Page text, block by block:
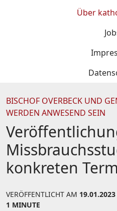
Über
BISCHOF OVERBECK UND
WERDEN ANWESEND SEIN
konkreten
VERÖFFENTLICHT AM
1 MINUTE